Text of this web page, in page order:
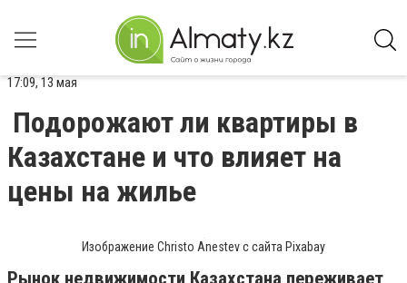
17:09, 13 мая
Подорожают ли квартиры в
Казахстане и что влияет на
цены на жилье
Изображение Christo Anestev с сайта Pixabay
Рынок недвижимости Казахстана переживает